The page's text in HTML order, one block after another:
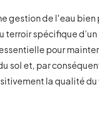
gestion de l'eau bien
terroir spécifique d’un
pour
sol et, par
la qualité du